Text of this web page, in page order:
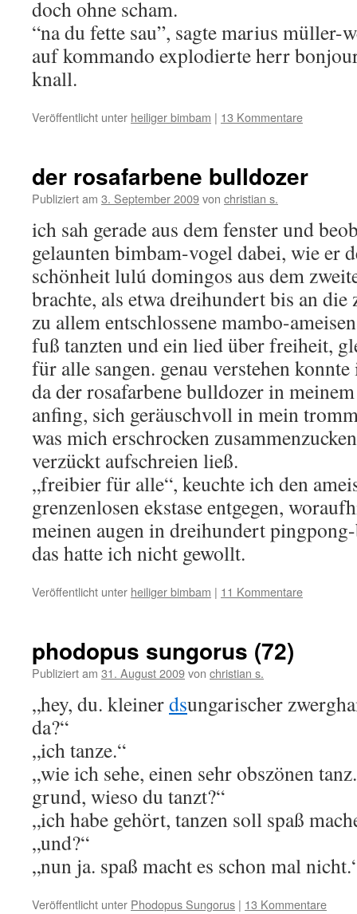
doch ohne scham.
“na du fette sau”, sagte marius müller-
auf kommando explodierte herr
knall.
Veröffentlicht unter heiliger bimbam | 13 Kommentare
der rosafarbene bulldozer
Publiziert am 3. September 2009von christian s.
ich sah gerade aus dem fenster und
gelaunten bimbam-vogel dabei, wie er
schönheit lulú domingos aus dem
brachte, als etwa dreihundert bis an die
zu allem entschlossene mambo-
fuß tanzten und ein lied über freiheit,
für alle sangen. genau verstehen
da der rosafarbene bulldozer in
anfing, sich geräuschvoll in mein
was mich erschrocken
verzückt aufschreien ließ.
„freibier für alle“, keuchte ich den
grenzenlosen ekstase entgegen,
meinen augen in dreihundert
das hatte ich nicht gewollt.
Veröffentlicht unter heiliger bimbam | 11 Kommentare
phodopus sungorus (72)
Publiziert am 31. August 2009von christian s.
„hey, du. kleinerdsungarischer
da?“
„ich tanze.“
„wie ich sehe, einen sehr obszönen
grund, wieso du tanzt?“
„ich habe gehört, tanzen soll spaß
„und?“
„nun ja. spaß macht es schon mal
Veröffentlicht unter Phodopus Sungorus | 13 Kommentare